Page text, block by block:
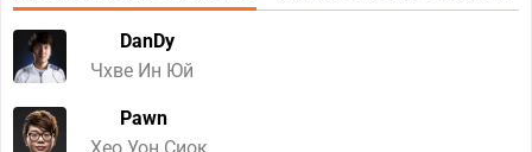
DanDy
Чхве Ин Юй
Pawn